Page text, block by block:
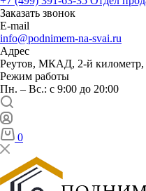
Заказать звонок
E-mail
info@podnimem-na-svai.ru
Адрес
Реутов, МКАД, 2-й километр,
Режим работы
Пн. – Вс.: с 9:00 до 20:00
0